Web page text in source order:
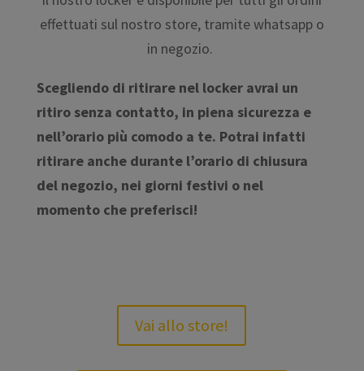
effettuati sul nostro store, tramite whatsapp o
in negozio.
Scegliendo di ritirare nel locker avrai un
ritiro senza contatto, in piena sicurezza e
nell’orario più comodo a te. Potrai infatti
ritirare anche durante l’orario di chiusura
del negozio, nei giorni festivi o nel
momento che preferisci!
Vai allo store!